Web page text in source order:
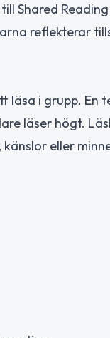
Shared
reflekterar
läsa i grupp.
läser högt.
eller